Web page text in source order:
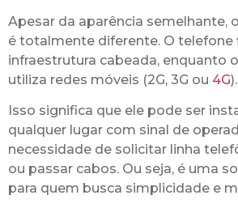
Apesar da aparência semelhante,
é totalmente diferente. O telefone
infraestrutura cabeada, enquanto
utiliza redes móveis (2G, 3G ou 4G).
Isso significa que ele pode ser
qualquer lugar com sinal de
necessidade de solicitar linha
ou passar cabos. Ou seja, é uma
para quem busca simplicidade e